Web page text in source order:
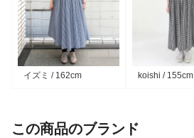
イズミ / 162cm koishi / 155cm
この商品のブランド